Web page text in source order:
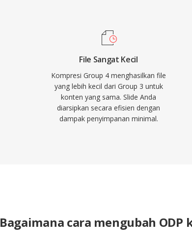
File Sangat Kecil
Kompresi Group 4 menghasilkan file
yang lebih kecil dari Group 3 untuk
konten yang sama. Slide Anda
diarsipkan secara efisien dengan
dampak penyimpanan minimal.
Bagaimana cara mengubah ODP